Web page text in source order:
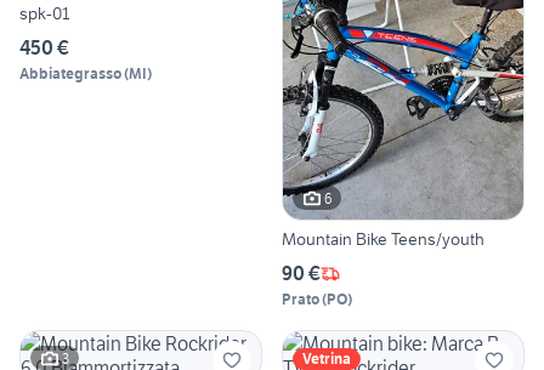
spk-01
450 €
Abbiategrasso(MI)
6
Mountain Bike Teens/youth
90 €
Prato(PO)
3 Vetrina